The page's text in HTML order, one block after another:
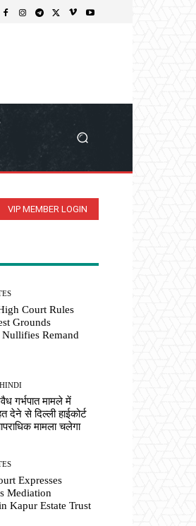
VIP MEMBER LOGIN
Court Rules
Grounds
Remand
गर्भपात मामले में
देने से दिल्ली हाईकोर्ट
मामला चलेगा
Expresses
Mediation
Kapur Estate Trust